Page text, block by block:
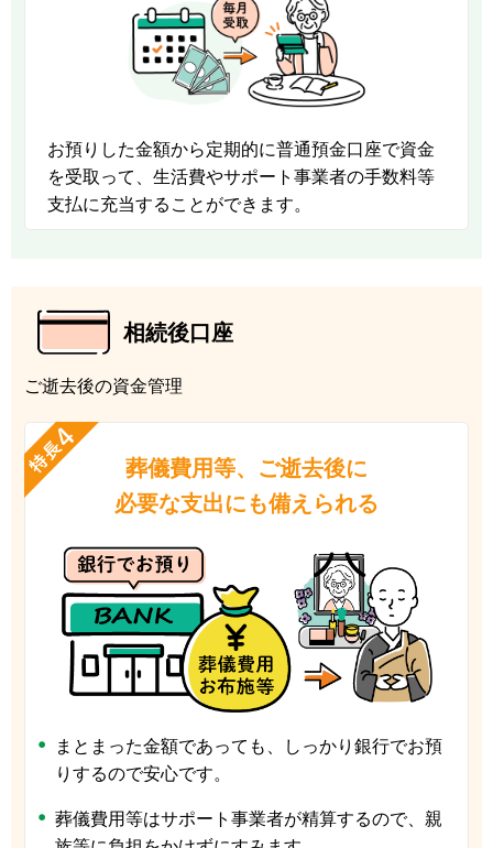
お預りした金額から定期的に普通預金口座で資金
を受取って、生活費やサポート事業者の手数料等
支払に充当することができます。
相続後口座
ご逝去後の資金管理
葬儀費用等、ご逝去後に
必要な支出にも備えられる
まとまった金額であっても、しっかり銀行でお預
りするので安心です。
葬儀費用等はサポート事業者が精算するので、親